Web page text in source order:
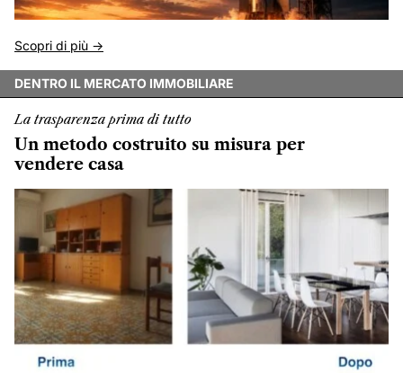
Scopri di più ->
DENTRO IL MERCATO IMMOBILIARE
La trasparenza prima di tutto
Un metodo costruito su misura per
vendere casa